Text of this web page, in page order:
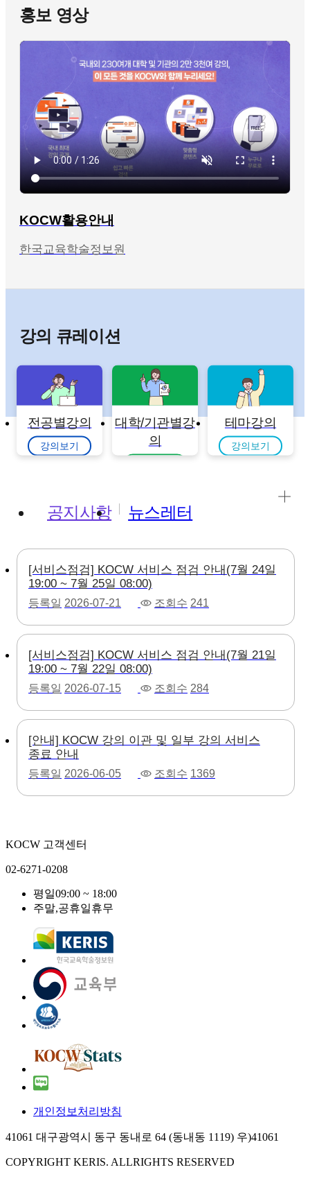
홍보 영상
KOCW활용안내
한국교육학술정보원
강의 큐레이션
전공별강의
강의보기
대학/기관별강
의
테마강의
강의보기
공지사항 뉴스레터
[서비스점검] KOCW 서비스 점검 안내(7월 24일
19:00 ~ 7월 25일 08:00)
등록일 2026-07-21 조회수 241
[서비스점검] KOCW 서비스 점검 안내(7월 21일
19:00 ~ 7월 22일 08:00)
등록일 2026-07-15 조회수 284
[안내] KOCW 강의 이관 및 일부 강의 서비스
종료 안내
등록일 2026-06-05 조회수 1369
KOCW 고객센터
02-6271-0208
평일09:00 ~ 18:00
주말,공휴일휴무
개인정보처리방침
41061 대구광역시 동구 동내로 64 (동내동 1119) 우)41061
COPYRIGHT KERIS. ALLRIGHTS RESERVED